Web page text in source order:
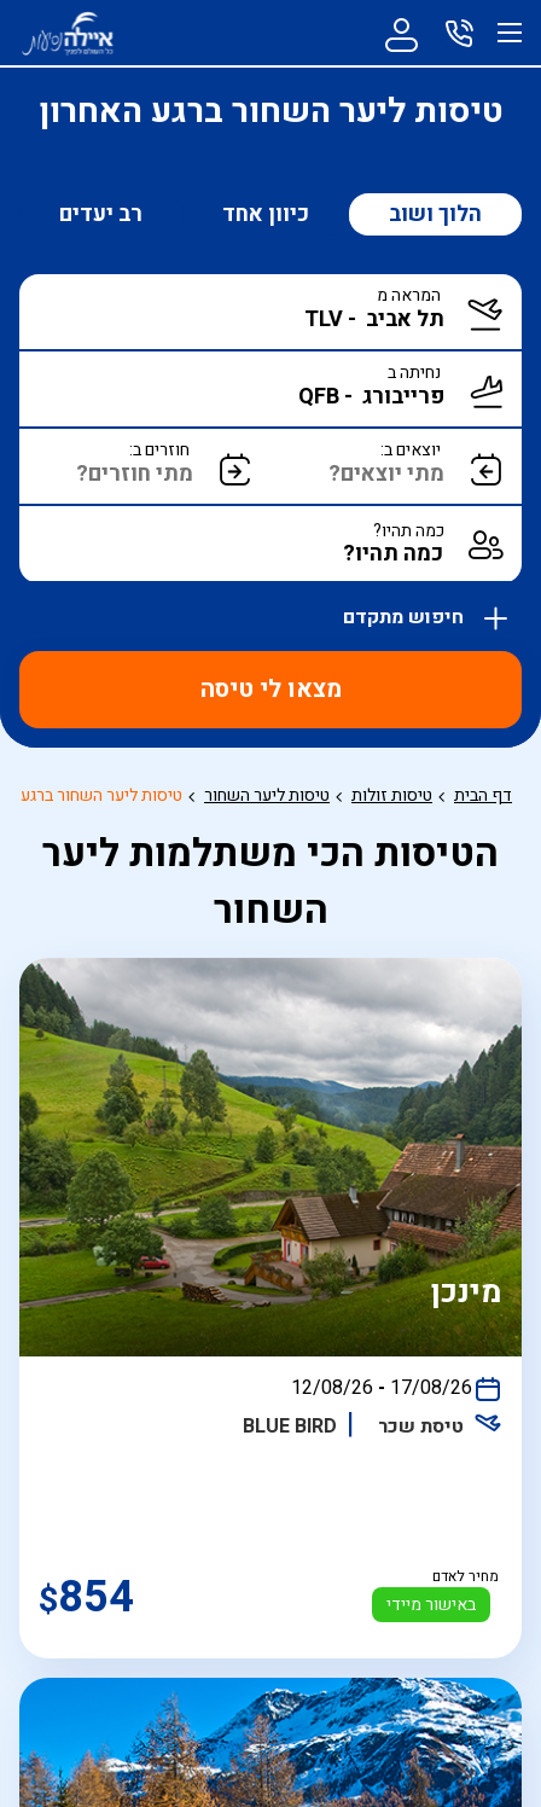
טיסות ליער השחור ברגע האחרון
הלוך ושוב כיוון אחד רב יעדים
המראה מ
נחיתה ב
יוצאים ב: חוזרים ב:
כמה תהיו?
מצאו לי טיסה
אפשרויות
מוצגות
הכפתור
דף הבית טיסות זולות טיסות ליער השחור טיסות ליער השחור ברגע
הטיסות הכי משתלמות ליער
השחור
מינכן
בין
12/08/26 - 17/08/26
טיסת שכר
BLUE BIRD
באישור מיידי
מחיר לאדם $854